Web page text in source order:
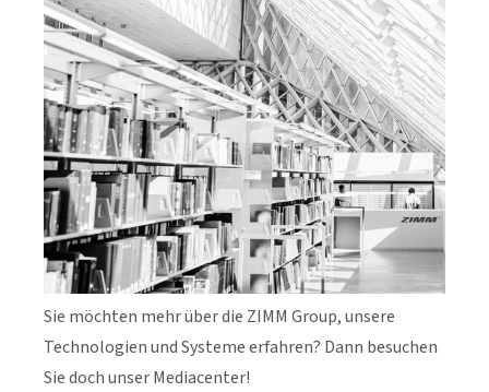
Sie möchten mehr über die ZIMM Group, unsere
Technologien und Systeme erfahren? Dann besuchen
Sie doch unser Mediacenter!